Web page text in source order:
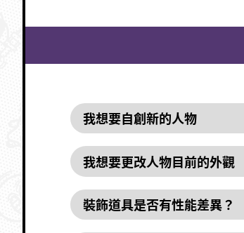
我想要自創新的人物
我想要更改人物目前的外觀
裝飾道具是否有性能差異？